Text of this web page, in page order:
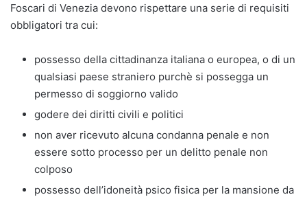
Foscari di Venezia devono rispettare una serie di requisiti
obbligatori tra cui:
possesso della cittadinanza italiana o europea, o di un
qualsiasi paese straniero purchè si possegga un
permesso di soggiorno valido
godere dei diritti civili e politici
non aver ricevuto alcuna condanna penale e non
essere sotto processo per un delitto penale non
colposo
possesso dell’idoneità psico fisica per la mansione da